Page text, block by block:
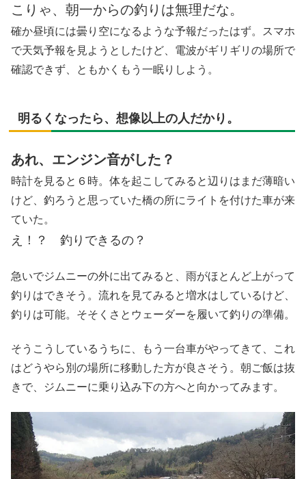
こりゃ、朝一からの釣りは無理だな。
確か昼頃には曇り空になるような予報だったはず。スマホ
で天気予報を見ようとしたけど、電波がギリギリの場所で
確認できず、ともかくもう一眠りしよう。
明るくなったら、想像以上の人だかり。
あれ、エンジン音がした？
時計を見ると６時。体を起こしてみると辺りはまだ薄暗い
けど、釣ろうと思っていた橋の所にライトを付けた車が来
ていた。
え！？ 釣りできるの？
急いでジムニーの外に出てみると、雨がほとんど上がって
釣りはできそう。流れを見てみると増水はしているけど、
釣りは可能。そそくさとウェーダーを履いて釣りの準備。
そうこうしているうちに、もう一台車がやってきて、これ
はどうやら別の場所に移動した方が良さそう。朝ご飯は抜
きで、ジムニーに乗り込み下の方へと向かってみます。